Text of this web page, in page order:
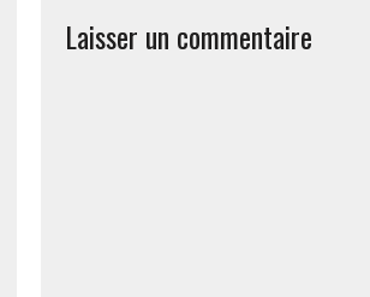
Laisser un commentaire